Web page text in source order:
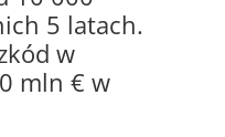
5 latach.
w
mln € w